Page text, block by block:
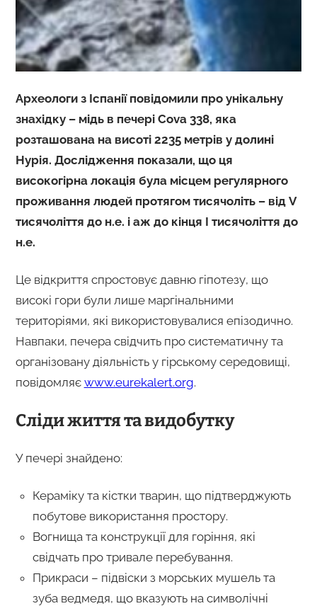
Археологи з Іспанії повідомили про унікальну
знахідку – мідь в печері Cova 338, яка
розташована на висоті 2235 метрів у долині
Нурія. Дослідження показали, що ця
високогірна локація була місцем регулярного
проживання людей протягом тисячоліть – від V
тисячоліття до н.е. і аж до кінця І тисячоліття до
н.е.
Це відкриття спростовує давню гіпотезу, що
високі гори були лише маргінальними
територіями, які використовувалися епізодично.
Навпаки, печера свідчить про систематичну та
організовану діяльність у гірському середовищі,
повідомляє www.eurekalert.org.
Сліди життя та видобутку
У печері знайдено:
Кераміку та кістки тварин, що підтверджують
побутове використання простору.
Вогнища та конструкції для горіння, які
свідчать про тривале перебування.
Прикраси – підвіски з морських мушель та
зуба ведмедя, що вказують на символічні